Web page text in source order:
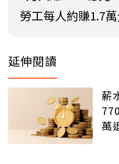
勞工每人約賺1.7
延伸閱讀
薪
萬